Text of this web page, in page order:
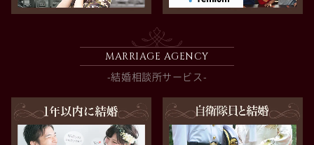
MARRIAGE AGENCY
-結婚相談所サービス-